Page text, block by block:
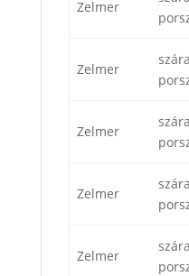
Zelmer
Zelmer
Zelmer
Zelmer
Zelmer